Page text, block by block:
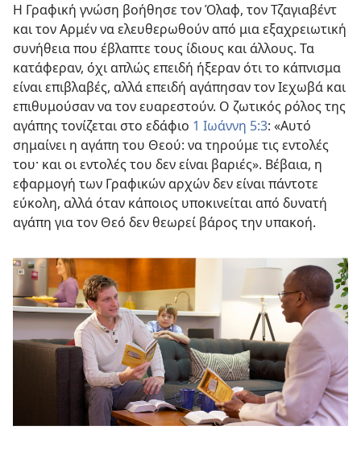
Η Γραφική γνώση βοήθησε τον Όλαφ, τον Τζαγιαβέντ
και τον Αρμέν να ελευθερωθούν από μια εξαχρειωτική
συνήθεια που έβλαπτε τους ίδιους και άλλους. Τα
κατάφεραν, όχι απλώς επειδή ήξεραν ότι το κάπνισμα
είναι επιβλαβές, αλλά επειδή αγάπησαν τον Ιεχωβά και
επιθυμούσαν να τον ευαρεστούν. Ο ζωτικός ρόλος της
αγάπης τονίζεται στο εδάφιο 1 Ιωάννη 5:3: «Αυτό
σημαίνει η αγάπη του Θεού: να τηρούμε τις εντολές
του· και οι εντολές του δεν είναι βαριές». Βέβαια, η
εφαρμογή των Γραφικών αρχών δεν είναι πάντοτε
εύκολη, αλλά όταν κάποιος υποκινείται από δυνατή
αγάπη για τον Θεό δεν θεωρεί βάρος την υπακοή.